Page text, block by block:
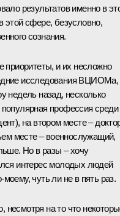
результатов именно в
сфере, безусловно,
сознания.
приоритеты, и их несложно
исследования ВЦИОМа,
недель назад, несколько
профессия среди
на втором месте –
месте – военнослужащий,
Но в разы – хочу
интерес молодых людей
чуть ли не в пять раз.
несмотря на то что